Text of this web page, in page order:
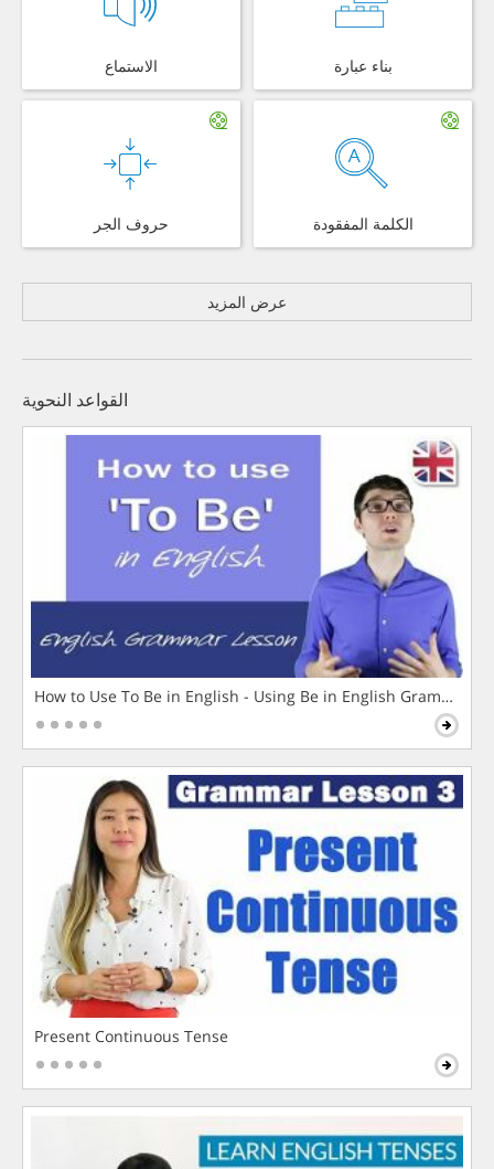
الاستماع بناء عبارة
حروف الجر الكلمة المفقودة
عرض المزيد
القواعد النحوية
How to Use To Be in English - Using Be in English Grammar
Present Continuous Tense